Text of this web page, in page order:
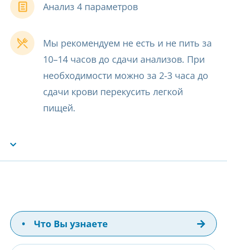
Анализ 4 параметров
Мы рекомендуем не есть и не пить за
10–14 часов до сдачи анализов. При
необходимости можно за 2-3 часа до
сдачи крови перекусить легкой
пищей.
• Что Вы узнаете